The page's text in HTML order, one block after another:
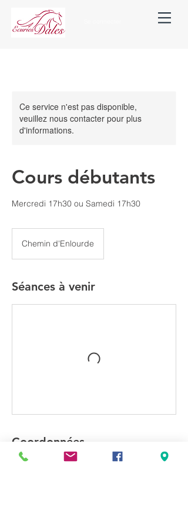
Ce service n'est pas disponible,
veuillez nous contacter pour plus
d'informations.
Cours débutants
Mercredi 17h30 ou Samedi 17h30
Chemin d'Enlourde
Séances à venir
Coordonnées
190 Chemin d'Enlourde, 31660 Bessières,